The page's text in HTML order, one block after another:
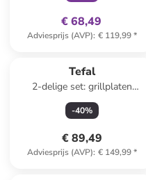
€ 68,49
Adviesprijs (AVP): € 119,99*
Tefal
2-delige set: grillplaten
"Optigrill" zwart
-40%
€ 89,49
Adviesprijs (AVP): € 149,99*